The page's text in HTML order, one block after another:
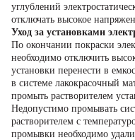
углублений
отключать высокое
Уход за установками
По окончании покраски
необходимо отключить
установки перенести в
в системе лакокрасочный
про­мыть растворителем
Недопустимо про­мывать
растворителем с
промывки необходимо